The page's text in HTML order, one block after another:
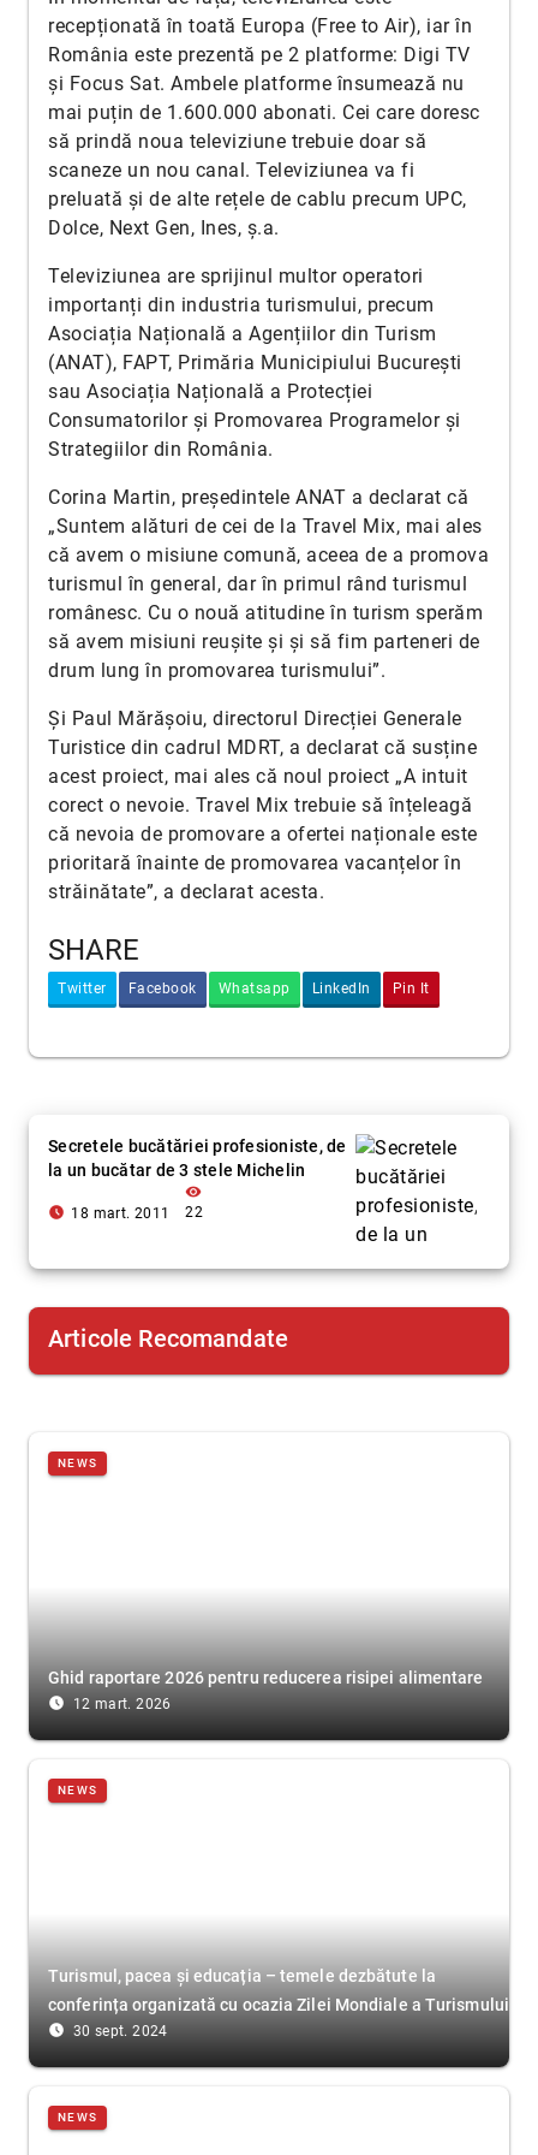
recepționată în toată Europa (Free to Air), iar în
România este prezentă pe 2 platforme: Digi TV
și Focus Sat. Ambele platforme însumează nu
mai puțin de 1.600.000 abonati. Cei care doresc
să prindă noua televiziune trebuie doar să
scaneze un nou canal. Televiziunea va fi
preluată și de alte rețele de cablu precum UPC,
Dolce, Next Gen, Ines, ș.a.
Televiziunea are sprijinul multor operatori
importanți din industria turismului, precum
Asociația Națională a Agențiilor din Turism
(ANAT), FAPT, Primăria Municipiului București
sau Asociația Națională a Protecției
Consumatorilor și Promovarea Programelor și
Strategiilor din România.
Corina Martin, președintele ANAT a declarat că
„Suntem alături de cei de la Travel Mix, mai ales
că avem o misiune comună, aceea de a promova
turismul în general, dar în primul rând turismul
românesc. Cu o nouă atitudine în turism sperăm
să avem misiuni reușite și și să fim parteneri de
drum lung în promovarea turismului”.
Și Paul Mărășoiu, directorul Direcției Generale
Turistice din cadrul MDRT, a declarat că susține
acest proiect, mai ales că noul proiect „A intuit
corect o nevoie. Travel Mix trebuie să înțeleagă
că nevoia de promovare a ofertei naționale este
prioritară înainte de promovarea vacanțelor în
străinătate”, a declarat acesta.
SHARE
Twitter Facebook Whatsapp LinkedIn Pin It
Secretele bucătăriei profesioniste, de
la un bucătar de 3 stele Michelin
access_time_filled 18 mart. 2011
visibility
22
Articole Recomandate
NEWS
Ghid raportare 2026 pentru reducerea risipei alimentare
access_time_filled 12 mart. 2026
NEWS
Turismul, pacea și educația – temele dezbătute la
conferința organizată cu ocazia Zilei Mondiale a Turismului
access_time_filled 30 sept. 2024
NEWS